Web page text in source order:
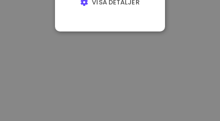
VISA DETALJER